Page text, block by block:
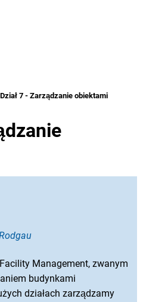
Dział 7 - Zarządzanie obiektami
Management, zwanym
budynkami
działach zarządzamy